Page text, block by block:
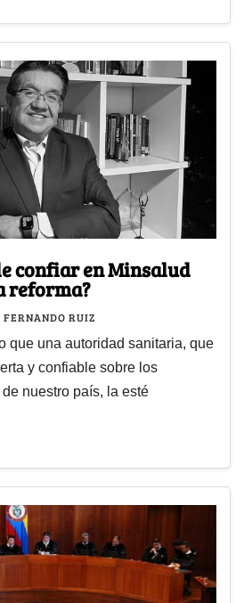
confiar en Minsalud
reforma?
FERNANDO RUIZ
que una autoridad sanitaria, que
y confiable sobre los
nuestro país, la esté